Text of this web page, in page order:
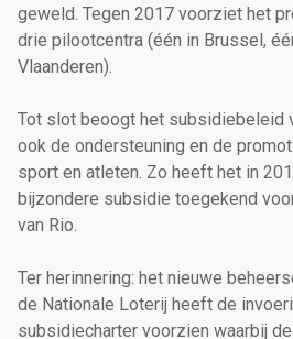
geweld. Tegen 2017 voorziet het
drie pilootcentra (één in Brussel,
Vlaanderen).
Tot slot beoogt het subsidiebeleid
ook de ondersteuning en de
sport en atleten. Zo heeft het in
bijzondere subsidie toegekend
van Rio.
Ter herinnering: het nieuwe
de Nationale Loterij heeft de
subsidiecharter voorzien waarbij